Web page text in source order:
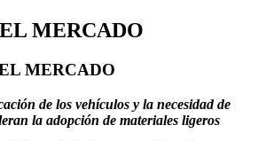
MERCADO
MERCADO
de los vehículos y la necesidad de
la adopción de materiales ligeros